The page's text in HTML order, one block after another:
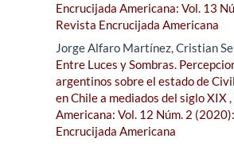
Encrucijada Americana: Vol. 13
Revista Encrucijada Americana
Jorge Alfaro Martínez, Cristian
Entre Luces y Sombras.
argentinos sobre el estado de
en Chile a mediados del siglo XIX,
Americana: Vol. 12 Núm. 2
Encrucijada Americana